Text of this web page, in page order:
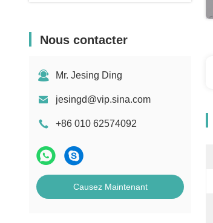
Nous contacter
Mr. Jesing Ding
jesingd@vip.sina.com
+86 010 62574092
Causez Maintenant